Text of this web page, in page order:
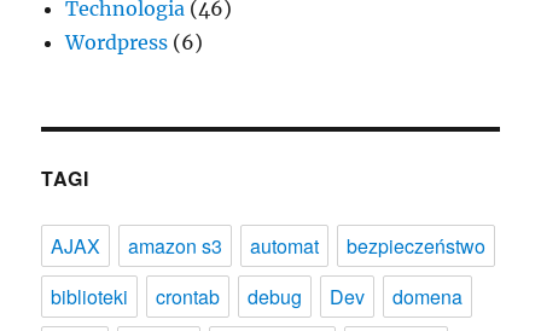
Technologia (46)
Wordpress (6)
TAGI
AJAX amazon s3 automat
bezpieczeństwo
biblioteki
crontab debug Dev
domena